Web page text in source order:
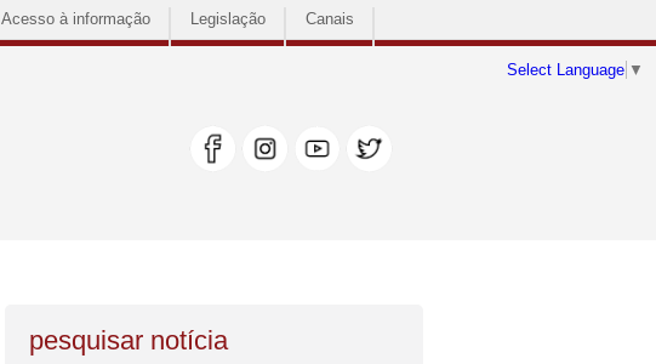
Acesso à informação Legislação Canais
Select Language ▼
pesquisar notícia